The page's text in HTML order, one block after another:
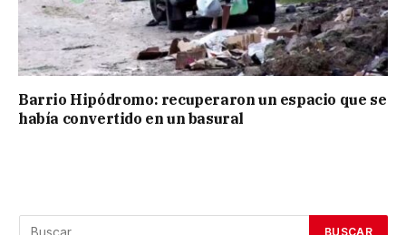
Barrio Hipódromo: recuperaron un espacio que se
había convertido en un basural